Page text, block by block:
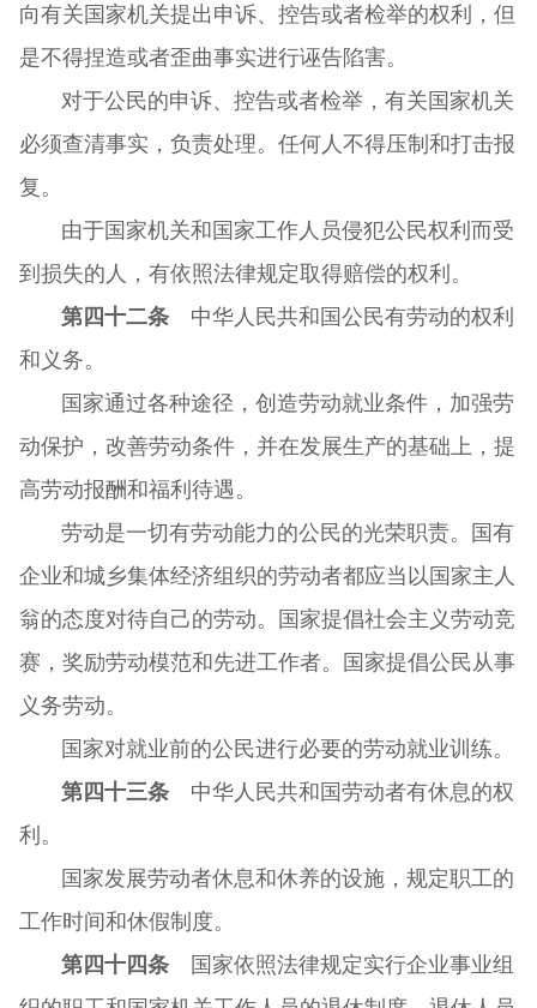
向有关国家机关提出申诉、控告或者检举的权利，但
是不得捏造或者歪曲事实进行诬告陷害。
对于公民的申诉、控告或者检举，有关国家机关
必须查清事实，负责处理。任何人不得压制和打击报
复。
由于国家机关和国家工作人员侵犯公民权利而受
到损失的人，有依照法律规定取得赔偿的权利。
第四十二条中华人民共和国公民有劳动的权利
和义务。
国家通过各种途径，创造劳动就业条件，加强劳
动保护，改善劳动条件，并在发展生产的基础上，提
高劳动报酬和福利待遇。
劳动是一切有劳动能力的公民的光荣职责。国有
企业和城乡集体经济组织的劳动者都应当以国家主人
翁的态度对待自己的劳动。国家提倡社会主义劳动竞
赛，奖励劳动模范和先进工作者。国家提倡公民从事
义务劳动。
国家对就业前的公民进行必要的劳动就业训练。
第四十三条中华人民共和国劳动者有休息的权
利。
国家发展劳动者休息和休养的设施，规定职工的
工作时间和休假制度。
第四十四条国家依照法律规定实行企业事业组